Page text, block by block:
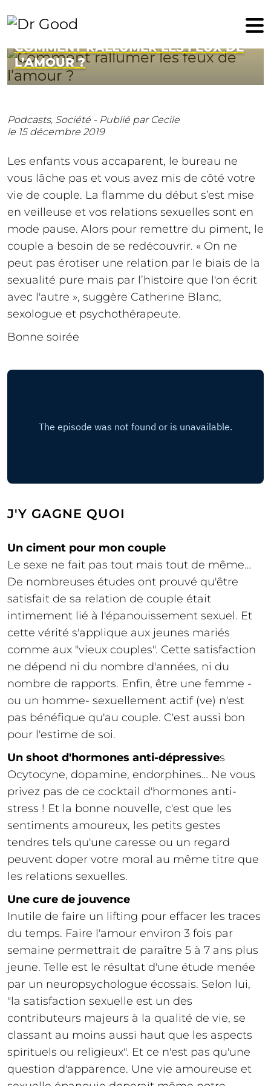
15 décembre 2019
COMMENT RALLUMER LES FEUX DE
L’AMOUR ?
Podcasts, Société - Publié par Cecile
le 15 décembre 2019
Les enfants vous accaparent, le bureau ne
vous lâche pas et vous avez mis de côté votre
vie de couple. La flamme du début s’est mise
en veilleuse et vos relations sexuelles sont en
mode pause. Alors pour remettre du piment, le
couple a besoin de se redécouvrir. « On ne
peut pas érotiser une relation par le biais de la
sexualité pure mais par l’histoire que l'on écrit
avec l'autre », suggère Catherine Blanc,
sexologue et psychothérapeute.
Bonne soirée
J'Y GAGNE QUOI
Un ciment pour mon couple
Le sexe ne fait pas tout mais tout de même…
De nombreuses études ont prouvé qu'être
satisfait de sa relation de couple était
intimement lié à l'épanouissement sexuel. Et
cette vérité s'applique aux jeunes mariés
comme aux "vieux couples". Cette satisfaction
ne dépend ni du nombre d'années, ni du
nombre de rapports. Enfin, être une femme -
ou un homme- sexuellement actif (ve) n'est
pas bénéfique qu'au couple. C'est aussi bon
pour l'estime de soi.
Un shoot d'hormones anti-dépressives
Ocytocyne, dopamine, endorphines… Ne vous
privez pas de ce cocktail d'hormones anti-
stress ! Et la bonne nouvelle, c'est que les
sentiments amoureux, les petits gestes
tendres tels qu'une caresse ou un regard
peuvent doper votre moral au même titre que
les relations sexuelles.
Une cure de jouvence
Inutile de faire un lifting pour effacer les traces
du temps. Faire l'amour environ 3 fois par
semaine permettrait de paraître 5 à 7 ans plus
jeune. Telle est le résultat d'une étude menée
par un neuropsychologue écossais. Selon lui,
"la satisfaction sexuelle est un des
contributeurs majeurs à la qualité de vie, se
classant au moins aussi haut que les aspects
spirituels ou religieux". Et ce n'est pas qu'une
question d'apparence. Une vie amoureuse et